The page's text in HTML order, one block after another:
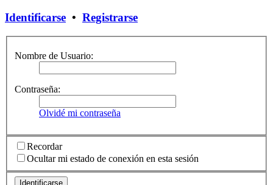
Identificarse • Registrarse
Nombre de Usuario:
Contraseña:
Olvidé mi contraseña
Recordar
Ocultar mi estado de conexión en esta sesión